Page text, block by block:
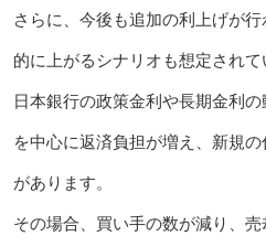
さらに、今後も追加の利上げが
的に上がるシナリオも想定されて
日本銀行の政策金利や長期金利
を中心に返済負担が増え、新規
があります。
その場合、買い手の数が減り、